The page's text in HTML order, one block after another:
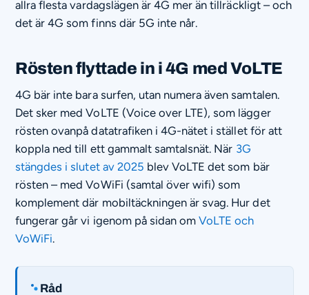
allra flesta vardagslägen är 4G mer än tillräckligt – och
det är 4G som finns där 5G inte når.
Rösten flyttade in i 4G med VoLTE
4G bär inte bara surfen, utan numera även samtalen.
Det sker med VoLTE (Voice over LTE), som lägger
rösten ovanpå datatrafiken i 4G-nätet i stället för att
koppla ned till ett gammalt samtalsnät. När 3G
stängdes i slutet av 2025 blev VoLTE det som bär
rösten – med VoWiFi (samtal över wifi) som
komplement där mobiltäckningen är svag. Hur det
fungerar går vi igenom på sidan omVoLTE och
VoWiFi.
Råd